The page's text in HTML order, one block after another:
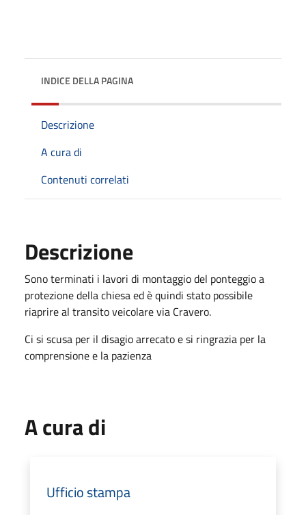
INDICE DELLA PAGINA
Descrizione
A cura di
Contenuti correlati
Descrizione
Sono terminati i lavori di montaggio del ponteggio a
protezione della chiesa ed è quindi stato possibile
riaprire al transito veicolare via Cravero.
Ci si scusa per il disagio arrecato e si ringrazia per la
comprensione e la pazienza
A cura di
Ufficio stampa